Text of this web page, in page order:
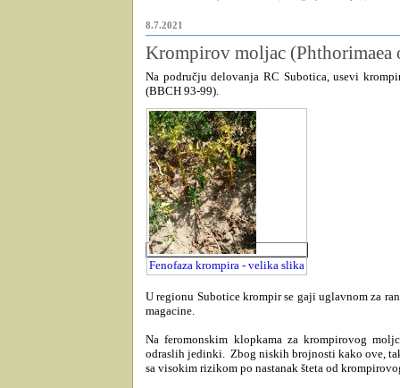
8.7.2021
Krompirov moljac (Phthorimaea
Na području delovanja RC Subotica , usevi
(BBCH 93-99).
Fenofaza krompira - velika slika
U regionu Subotice krompir se gaji uglavnom za
magacine.
Na feromonskim klopkama za krompirovog
odraslih jedinki. Zbog niskih brojnosti kako ove,
sa visokim rizikom po nastanak šteta od